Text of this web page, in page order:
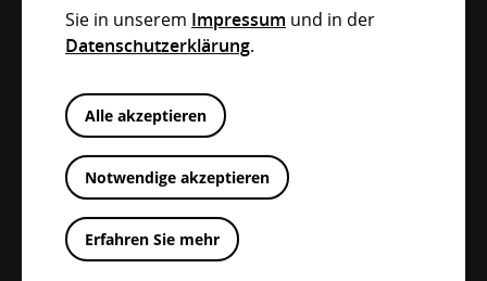
Sie in unserem Impressum und in der
Datenschutzerklärung.
Alle akzeptieren
Notwendige akzeptieren
Erfahren Sie mehr
INFO-CENTER
Pressecenter
Digitales Antragscenter